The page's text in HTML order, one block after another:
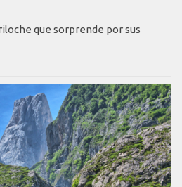
que sorprende por sus